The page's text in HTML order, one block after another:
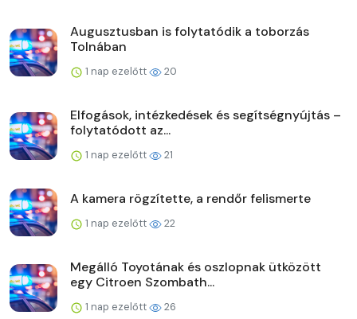
Augusztusban is folytatódik a toborzás
Tolnában
1 nap ezelőtt 20
Elfogások, intézkedések és segítségnyújtás –
folytatódott az...
1 nap ezelőtt 21
A kamera rögzítette, a rendőr felismerte
1 nap ezelőtt 22
Megálló Toyotának és oszlopnak ütközött
egy Citroen Szombath...
1 nap ezelőtt 26